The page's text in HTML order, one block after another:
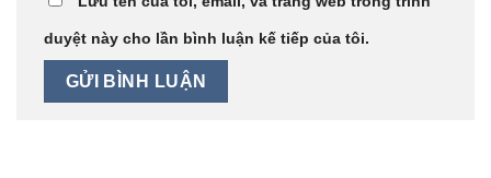
duyệt này cho lần bình luận kế tiếp của tôi.